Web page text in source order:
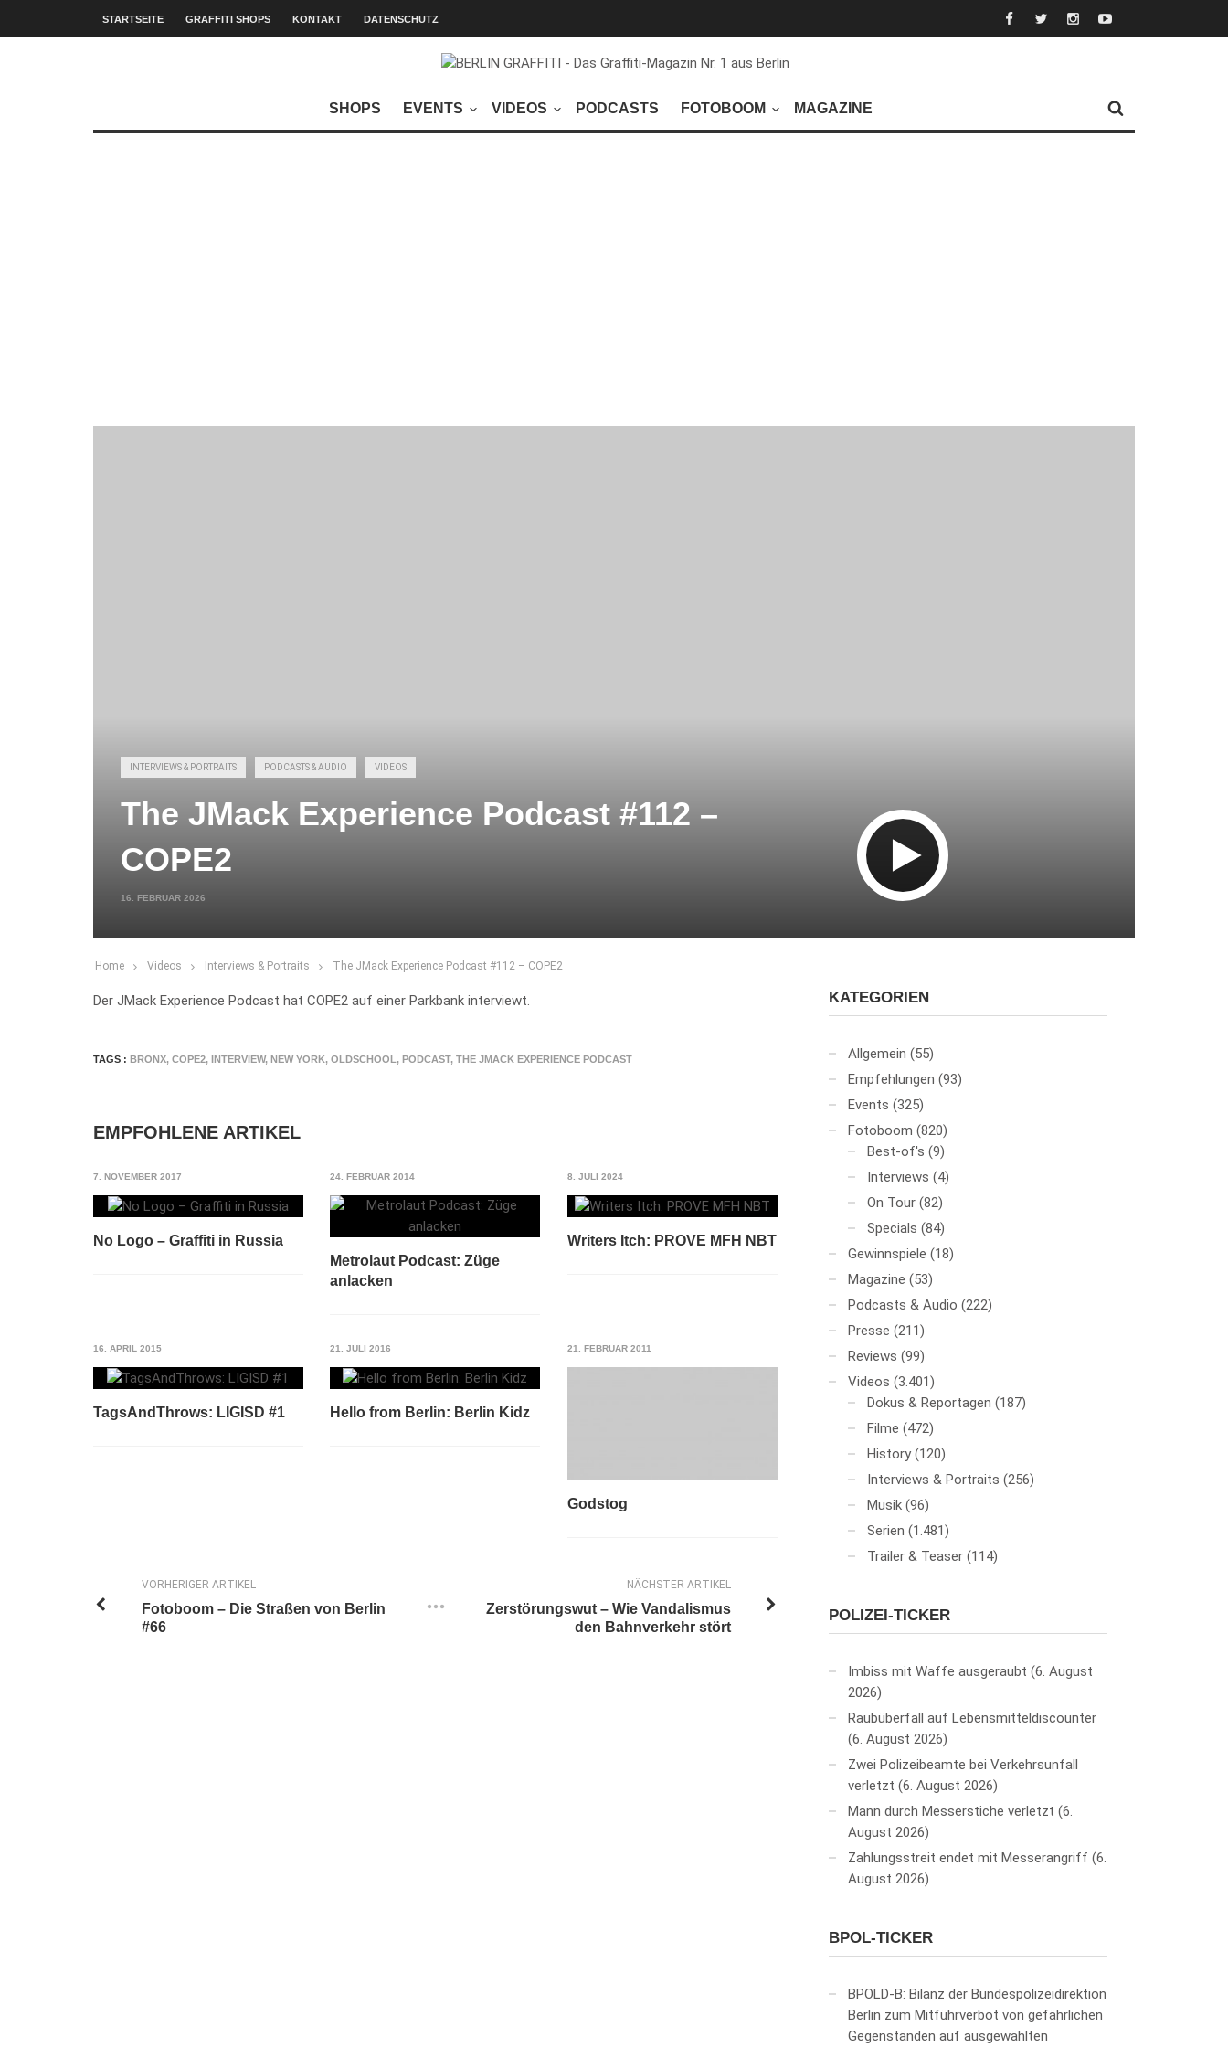
STARTSEITE GRAFFITI SHOPS KONTAKT DATENSCHUTZ
SHOPS EVENTS VIDEOS PODCASTS FOTOBOOM MAGAZINE
INTERVIEWS & PORTRAITS PODCASTS & AUDIO VIDEOS
The JMack Experience Podcast #112 –
COPE2
16. FEBRUAR 2026
Home Videos Interviews & Portraits The JMack Experience Podcast #112 – COPE2
Der JMack Experience Podcast hat COPE2 auf einer Parkbank interviewt.
TAGS : BRONX, COPE2, INTERVIEW, NEW YORK, OLDSCHOOL , PODCAST, THE JMACK EXPERIENCE PODCAST
EMPFOHLENE ARTIKEL
7. NOVEMBER 2017
No Logo – Graffiti in Russia
24. FEBRUAR 2014
Metrolaut Podcast: Züge
anlacken
8. JULI 2024
Writers Itch: PROVE MFH NBT
16. APRIL 2015
TagsAndThrows: LIGISD #1
21. JULI 2016
Hello from Berlin: Berlin Kidz
21. FEBRUAR 2011
Godstog
NÄCHSTER ARTIKEL
Zerstörungswut – Wie Vandalismus
den Bahnverkehr stört
VORHERIGER ARTIKEL
Fotoboom – Die Straßen von Berlin
#66
KATEGORIEN
Allgemein (55)
Empfehlungen (93)
Events (325)
Fotoboom (820)
Best-of's (9)
Interviews (4)
On Tour (82)
Specials (84)
Gewinnspiele (18)
Magazine (53)
Podcasts & Audio (222)
Presse (211)
Reviews (99)
Videos (3.401)
Dokus & Reportagen (187)
Filme (472)
History (120)
Interviews & Portraits (256)
Musik (96)
Serien (1.481)
Trailer & Teaser (114)
POLIZEI-TICKER
Imbiss mit Waffe ausgeraubt 6. August
2026
Raubüberfall auf Lebensmitteldiscounter
6. August 2026
Zwei Polizeibeamte bei Verkehrsunfall
verletzt 6. August 2026
Mann durch Messerstiche verletzt 6.
August 2026
Zahlungsstreit endet mit Messerangriff 6.
August 2026
BPOL-TICKER
BPOLD-B: Bilanz der Bundespolizeidirektion
Berlin zum Mitführverbot von gefährlichen
Gegenständen auf ausgewählten